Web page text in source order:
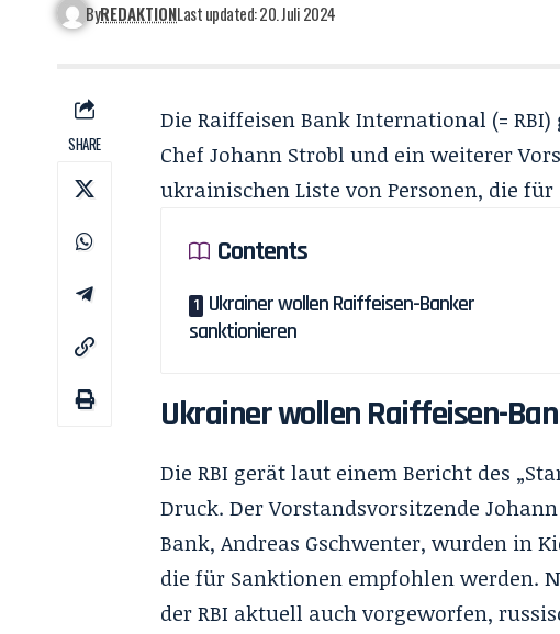
ByREDAKTIONLast updated: 20. Juli 2024
SHARE
Die Raiffeisen Bank International (=
Chef Johann Strobl und ein weiterer
ukrainischen Liste von Personen, die
Contents
Ukrainer wollen Raiffeisen-Banker
sanktionieren
Ukrainer wollen Raiffeisen-
Die RBI gerät laut einem Bericht des
Druck. Der Vorstandsvorsitzende
Bank, Andreas Gschwenter, wurden in
die für Sanktionen empfohlen werden.
der RBI aktuell auch vorgeworfen,